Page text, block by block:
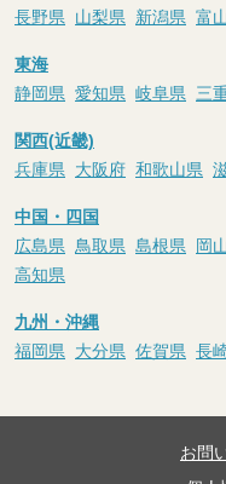
長野県 山梨県 新潟県 富
東海
静岡県 愛知県 岐阜県 三
関西(近畿)
兵庫県 大阪府 和歌山県
中国・四国
広島県 鳥取県 島根県 岡
高知県
九州・沖縄
福岡県 大分県 佐賀県 長
お問